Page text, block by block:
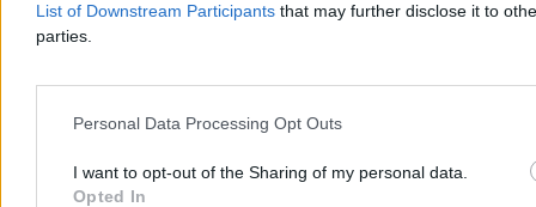
List of Downstream Participants that may further disclose it to
parties.
Personal Data Processing Opt Outs
I want to opt-out of the Sharing of my personal data.
Opted In
Kraj